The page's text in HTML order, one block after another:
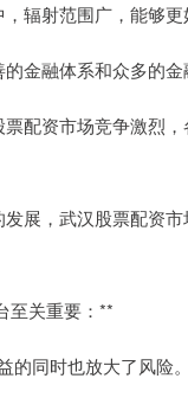
辐射范围广，能够更
金融体系和众多的
配资市场竞争激烈
展，武汉股票配资
至关重要：**
的同时也放大了风